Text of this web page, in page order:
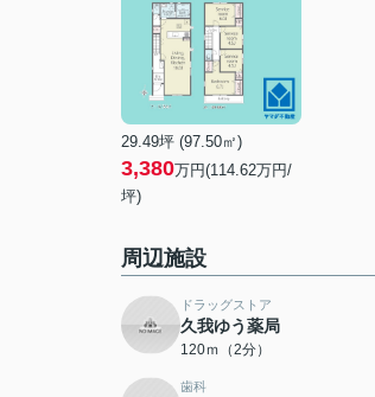
29.49坪 (97.50㎡)
3,380万円(114.62万円/
坪)
周辺施設
ドラッグストア
久我ゆう薬局
120ｍ（2分）
歯科